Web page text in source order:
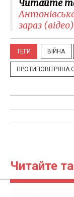
Читайте
зараз (відео)
ТЕГИ ВІЙНА
ПРОТИПОВІТРЯНА
Читайте